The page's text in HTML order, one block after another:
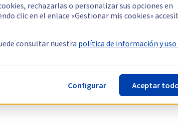
rechazarlas o personalizar sus opciones en
clic en el enlace «Gestionar mis cookies»
consultar nuestra política de información y uso
Configurar Aceptar